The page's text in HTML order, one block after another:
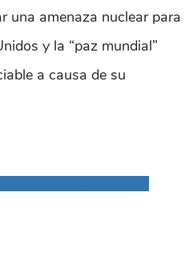
una amenaza nuclear para
y la “paz mundial”
a causa de su